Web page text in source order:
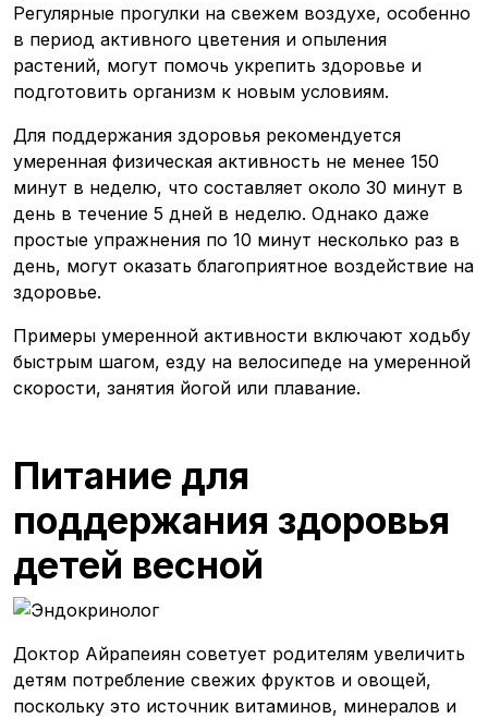
Регулярные прогулки на свежем воздухе, особенно
в период активного цветения и опыления
растений, могут помочь укрепить здоровье и
подготовить организм к новым условиям.
Для поддержания здоровья рекомендуется
умеренная физическая активность не менее 150
минут в неделю, что составляет около 30 минут в
день в течение 5 дней в неделю. Однако даже
простые упражнения по 10 минут несколько раз в
день, могут оказать благоприятное воздействие на
здоровье.
Примеры умеренной активности включают ходьбу
быстрым шагом, езду на велосипеде на умеренной
скорости, занятия йогой или плавание.
Питание для
поддержания здоровья
детей весной
Доктор Айрапеиян советует родителям увеличить
детям потребление свежих фруктов и овощей,
поскольку это источник витаминов, минералов и